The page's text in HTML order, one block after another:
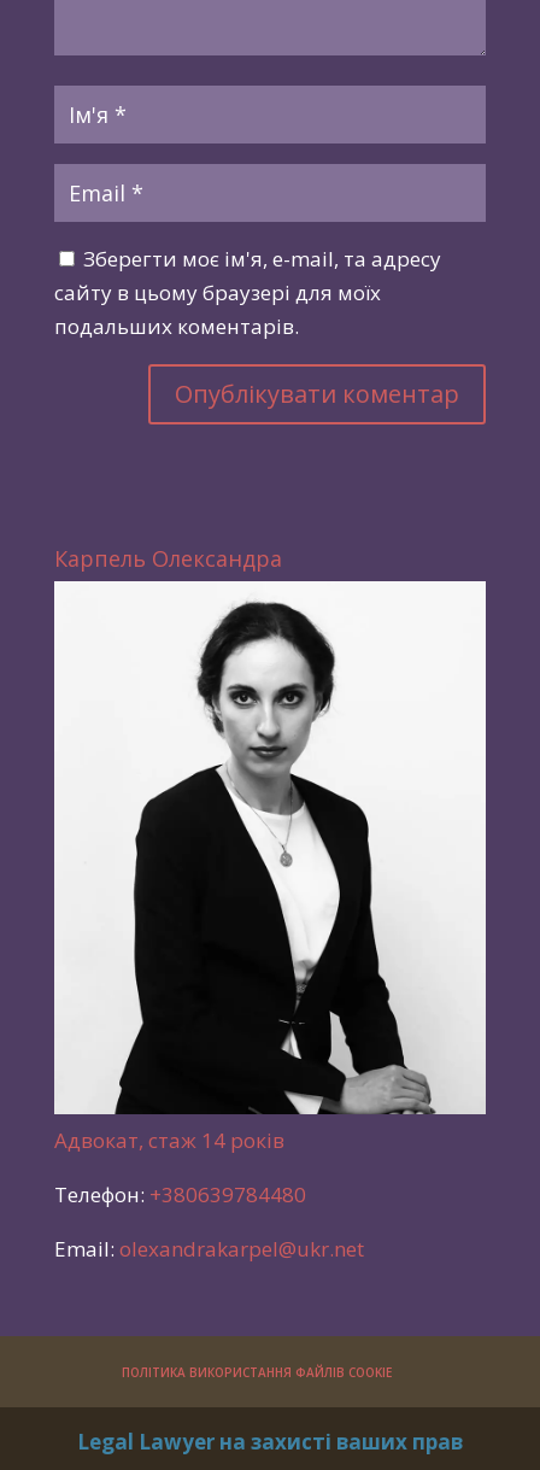
Зберегти моє ім'я, e-mail, та адресу
сайту в цьому браузері для моїх
подальших коментарів.
Карпель Олександра
Адвокат, стаж 14 років
Телефон: +380639784480
Email: olexandrakarpel@ukr.net
ПОЛІТИКА ВИКОРИСТАННЯ ФАЙЛІВ COOKIE
Legal Lawyer на захисті ваших прав